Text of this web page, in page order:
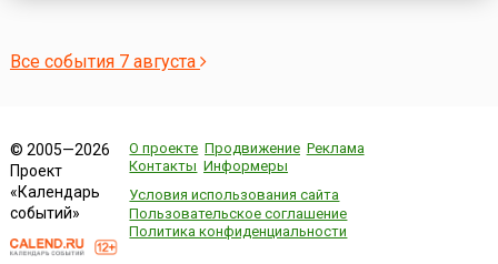
Все события 7 августа
© 2005—2026
Проект
«Календарь
событий»
О проекте Продвижение Реклама
Контакты Информеры
Условия использования сайта
Пользовательское соглашение
Политика конфиденциальности